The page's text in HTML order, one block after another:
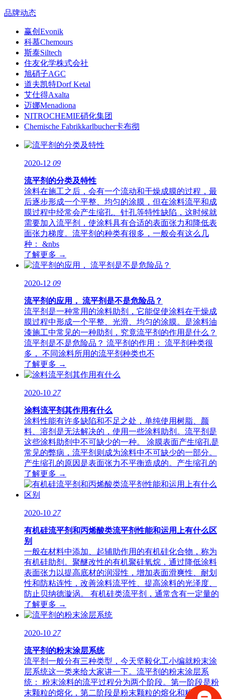
品牌动态
赢创Evonik
科慕Chemours
斯泰Siltech
住友化学株式会社
旭硝子AGC
道夫凯特Dorf Ketal
艾仕得Axalta
迈娜Menadiona
NITROCHEMIE硝化集团
Chemische Fabrikkarlbucher卡布彻
2020-12 09
流平剂的分类及特性
涂料在施工之后，会有一个流动和干燥成膜的过程，最
后逐步形成一个平整、均匀的涂膜，但在涂料流平和成
膜过程中经常会产生缩孔、针孔等特性缺陷，这时候就
需要加入流平剂，使涂料具有合适的表面张力和降低表
面张力梯度。流平剂的种类有很多，一般会有这么几
种： &nbs
了解更多 →
2020-12 09
流平剂的应用， 流平剂是不是危险品？
流平剂是一种常用的涂料助剂，它能促使涂料在干燥成
膜过程中形成一个平整、光滑、均匀的涂膜。是涂料油
漆施工中常见的一种助剂，究竟流平剂的作用是什么？
流平剂是不是危险品？ 流平剂的作用： 流平剂种类很
多， 不同涂料所用的流平剂种类也不
了解更多 →
2020-10 27
涂料流平剂其作用有什么
涂料性能有许多缺陷和不足之处，单纯使用树脂、颜
料、溶剂是无法解决的，使用一些涂料助剂。流平剂是
这些涂料助剂中不可缺少的一种。 涂膜表面产生缩孔是
常见的弊病，流平剂则成为涂料中不可缺少的一部分。
产生缩孔的原因是表面张力不平衡造成的。产生缩孔的
了解更多 →
2020-10 27
有机硅流平剂和丙烯酸类流平剂性能和运用上有什么区
别
一般在材料中添加、起辅助作用的有机硅化合物，称为
有机硅助剂。聚醚改性的有机聚硅氧烷，通过降低涂料
表面张力以提高底材的润湿性，增加表面滑爽性、耐划
性和防粘连性，改善涂料流平性、提高涂料的光泽度、
防止贝纳德漩涡。 有机硅类流平剂，通常含有一定量的
了解更多 →
2020-10 27
流平剂的粉末涂层系统
流平剂一般分有三种类型，今天坚毅化工小编就粉末涂
层系统这一类来给大家讲一下。流平剂的粉末涂层系
统： 粉末涂料的流平过程分为两个阶段。第一阶段是粉
末颗粒的熔化，第二阶段是粉末颗粒的熔化和粉末颗粒